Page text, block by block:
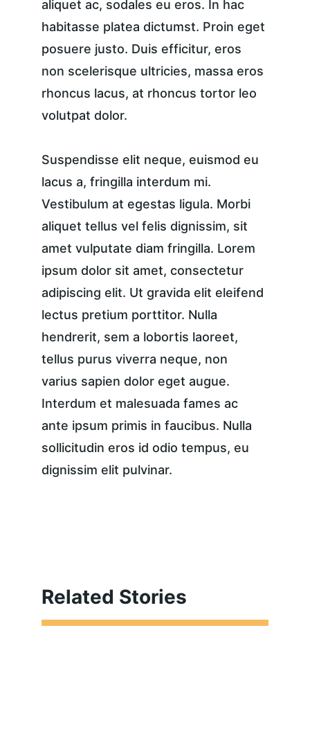
aliquet ac, sodales eu eros. In hac
habitasse platea dictumst. Proin eget
posuere justo. Duis efficitur, eros
non scelerisque ultricies, massa eros
rhoncus lacus, at rhoncus tortor leo
volutpat dolor.
Suspendisse elit neque, euismod eu
lacus a, fringilla interdum mi.
Vestibulum at egestas ligula. Morbi
aliquet tellus vel felis dignissim, sit
amet vulputate diam fringilla. Lorem
ipsum dolor sit amet, consectetur
adipiscing elit. Ut gravida elit eleifend
lectus pretium porttitor. Nulla
hendrerit, sem a lobortis laoreet,
tellus purus viverra neque, non
varius sapien dolor eget augue.
Interdum et malesuada fames ac
ante ipsum primis in faucibus. Nulla
sollicitudin eros id odio tempus, eu
dignissim elit pulvinar.
Related Stories